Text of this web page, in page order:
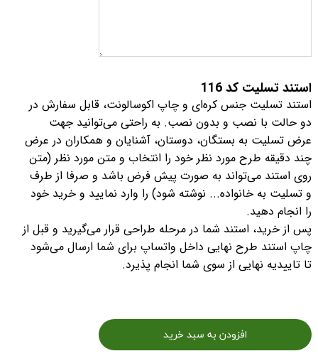
استند تسلیت کد 116
استند تسلیت جنس کره‌ای و چاپ اکوسالونت، قابل سفارش در
دو حالت با نصب و بدون نصب. به راحتی می‌توانید جهت
عرض تسلیت به بستگان، دوستان، آشنایان و همکاران در عرض
چند دقیقه طرح مورد نظر خود را انتخاب و متن مورد نظر (متن
روی استند می‌تواند به صورت پیش فرض باشد و صرفا از طرف
و تسلیت به خانواده... نوشته شود) را وارد نمایید و خرید خود
را انجام دهید.
پس از خرید، استند شما در مرحله طراحی قرار می‌گیرید و قبل از
چاپ استند طرح نهایی داخل واتساپ برای شما ارسال می‌شود
تا تاییدیه نهایی از سوی شما انجام پذیرد.
افزودن به سبد خرید